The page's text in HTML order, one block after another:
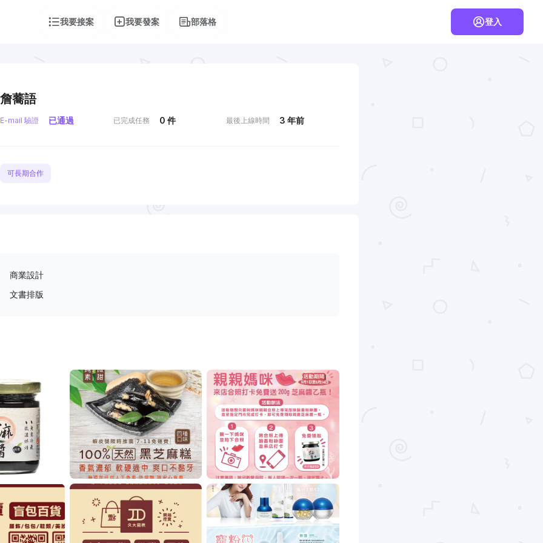
我要接案 我要發案 部落格 登入
詹蕎語
E-mail 驗證 已通過 已完成任務 0 件 最後上線時間 3 年前
可長期合作
商業設計
文書排版